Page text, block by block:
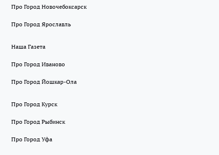
Про Город Новочебоксарск
Про Город Ярославль
Наша Газета
Про Город Иваново
Про Город Йошкар-Ола
Про Город Курск
Про Город Рыбинск
Про Город Уфа